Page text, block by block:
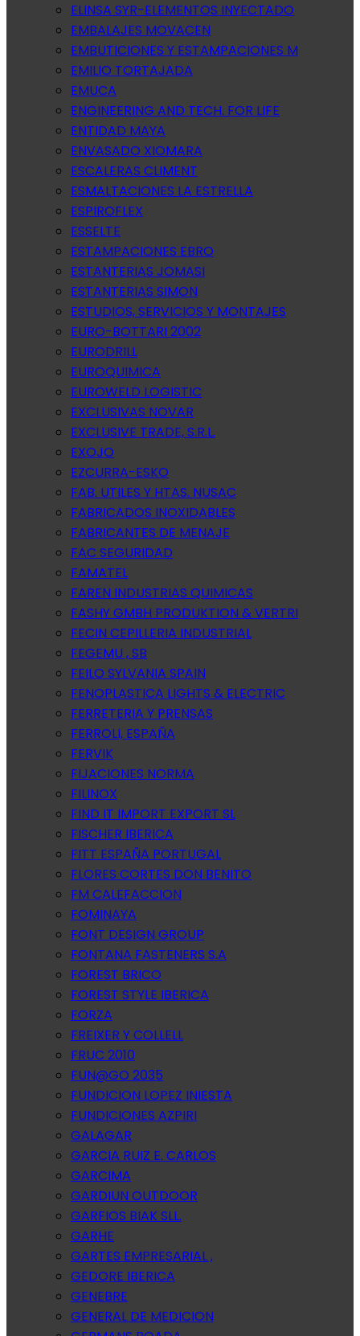
ELINSA SYR-ELEMENTOS INYECTADO
EMBALAJES MOVACEN
EMBUTICIONES Y ESTAMPACIONES M
EMILIO TORTAJADA
EMUCA
ENGINEERING AND TECH. FOR LIFE
ENTIDAD MAYA
ENVASADO XIOMARA
ESCALERAS CLIMENT
ESMALTACIONES LA ESTRELLA
ESPIROFLEX
ESSELTE
ESTAMPACIONES EBRO
ESTANTERIAS JOMASI
ESTANTERIAS SIMON
ESTUDIOS, SERVICIOS Y MONTAJES
EURO-BOTTARI 2002
EURODRILL
EUROQUIMICA
EUROWELD LOGISTIC
EXCLUSIVAS NOVAR
EXCLUSIVE TRADE, S.R.L.
EXOJO
EZCURRA-ESKO
FAB. UTILES Y HTAS. NUSAC
FABRICADOS INOXIDABLES
FABRICANTES DE MENAJE
FAC SEGURIDAD
FAMATEL
FAREN INDUSTRIAS QUIMICAS
FASHY GMBH PRODUKTION & VERTRI
FECIN CEPILLERIA INDUSTRIAL
FEGEMU , SB
FEILO SYLVANIA SPAIN
FENOPLASTICA LIGHTS & ELECTRIC
FERRETERIA Y PRENSAS
FERROLI, ESPAÑA
FERVIK
FIJACIONES NORMA
FILINOX
FIND IT IMPORT EXPORT SL
FISCHER IBERICA
FITT ESPAÑA PORTUGAL
FLORES CORTES DON BENITO
FM CALEFACCION
FOMINAYA
FONT DESIGN GROUP
FONTANA FASTENERS S.A
FOREST BRICO
FOREST STYLE IBERICA
FORZA
FREIXER Y COLLELL
FRUC 2010
FUN@GO 2035
FUNDICION LOPEZ INIESTA
FUNDICIONES AZPIRI
GALAGAR
GARCIA RUIZ E. CARLOS
GARCIMA
GARDIUN OUTDOOR
GARFIOS BIAK SLL.
GARHE
GARTES EMPRESARIAL ,
GEDORE IBERICA
GENEBRE
GENERAL DE MEDICION